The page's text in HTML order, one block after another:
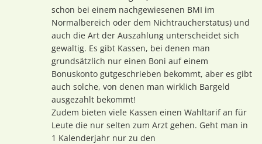
schon bei einem nachgewiesenen BMI im
Normalbereich oder dem Nichtraucherstatus) und
auch die Art der Auszahlung unterscheidet sich
gewaltig. Es gibt Kassen, bei denen man
grundsätzlich nur einen Boni auf einem
Bonuskonto gutgeschrieben bekommt, aber es gibt
auch solche, von denen man wirklich Bargeld
ausgezahlt bekommt!
Zudem bieten viele Kassen einen Wahltarif an für
Leute die nur selten zum Arzt gehen. Geht man in
1 Kalenderjahr nur zu den